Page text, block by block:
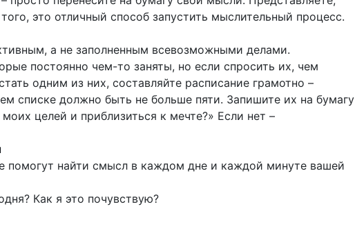
это отличный способ запустить мыслительный процесс.
а не заполненным всевозможными делами.
постоянно чем-то заняты, но если спросить их, чем
одним из них, составляйте расписание грамотно –
списке должно быть не больше пяти. Запишите их на бумагу
целей и приблизиться к мечте?» Если нет –
помогут найти смысл в каждом дне и каждой минуте вашей
Как я это почувствую?